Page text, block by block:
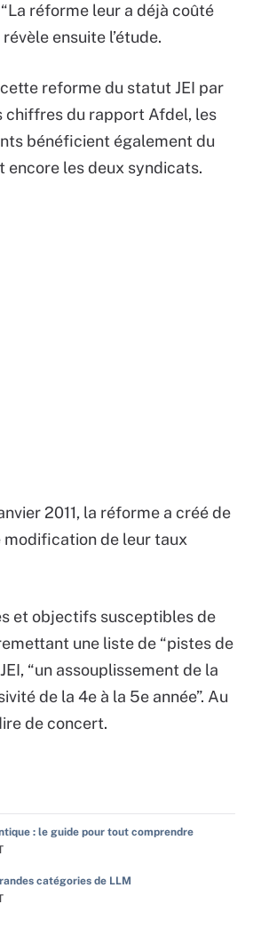
réforme leur a déjà coûté
ensuite l’étude.
reforme du statut JEI par
chiffres du rapport Afdel, les
bénéficient également du
encore les deux syndicats.
2011, la réforme a créé de
modification de leur taux
et objectifs susceptibles de
une liste de “pistes de
“un assouplissement de la
de la 4e à la 5e année”. Au
de concert.
: le guide pour tout comprendre
catégories de LLM